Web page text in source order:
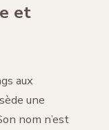
et
aux
une
nom n’est